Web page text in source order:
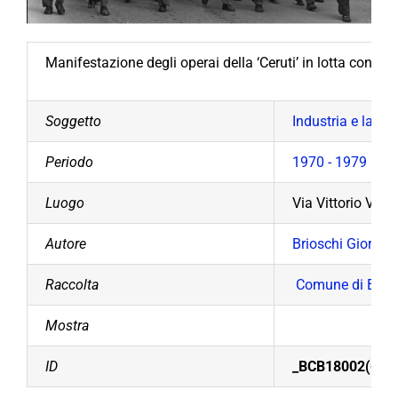
Manifestazione degli operai della ‘Ceruti’ in lotta
Soggetto Industria e
Periodo 1970 - 1979
Luogo Via Vittorio
Autore Brioschi Giorgio
Raccolta Comune di
Mostra
ID _BCB18002(6)